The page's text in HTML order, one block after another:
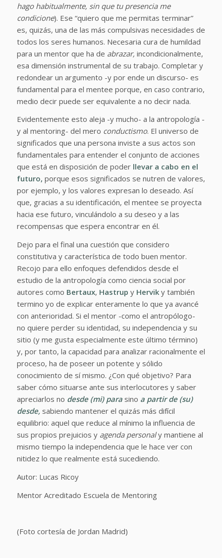
hago habitualmente, sin que tu presencia me
condicione). Ese “quiero que me permitas terminar”
es, quizás, una de las más compulsivas necesidades de
todos los seres humanos. Necesaria cura de humildad
para un mentor que ha de abrazar, incondicionalmente,
esa dimensión instrumental de su trabajo. Completar y
redondear un argumento -y por ende un discurso- es
fundamental para el mentee porque, en caso contrario,
medio decir puede ser equivalente a no decir nada.
Evidentemente esto aleja -y mucho- a la antropología -
y al mentoring- del mero conductismo. El universo de
significados que una persona inviste a sus actos son
fundamentales para entender el conjunto de acciones
que está en disposición de poder llevar a cabo en el
futuro, porque esos significados se nutren de valores,
por ejemplo, y los valores expresan lo deseado. Así
que, gracias a su identificación, el mentee se proyecta
hacia ese futuro, vinculándolo a su deseo y a las
recompensas que espera encontrar en él.
Dejo para el final una cuestión que considero
constitutiva y característica de todo buen mentor.
Recojo para ello enfoques defendidos desde el
estudio de la antropología como ciencia social por
autores como Bertaux, Hastrup y Herviky también
termino yo de explicar enteramente lo que ya avancé
con anterioridad. Si el mentor -como el antropólogo-
no quiere perder su identidad, su independencia y su
sitio (y me gusta especialmente este último término)
y, por tanto, la capacidad para analizar racionalmente el
proceso, ha de poseer un potente y sólido
conocimiento de sí mismo. ¿Con qué objetivo? Para
saber cómo situarse ante sus interlocutores y saber
apreciarlos no desde (mi) parasino a partir de (su)
desde,sabiendo mantener el quizás más difícil
equilibrio: aquel que reduce al mínimo la influencia de
sus propios prejuicios yagenda personaly mantiene al
mismo tiempo la independencia que le hace ver con
nitidez lo que realmente está sucediendo.
Autor: Lucas Ricoy
Mentor Acreditado Escuela de Mentoring
(Foto cortesía de Jordan Madrid)